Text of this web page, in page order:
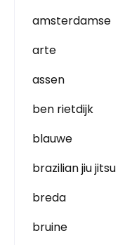
amsterdamse
arte
assen
ben rietdijk
blauwe
brazilian jiu jitsu
breda
bruine